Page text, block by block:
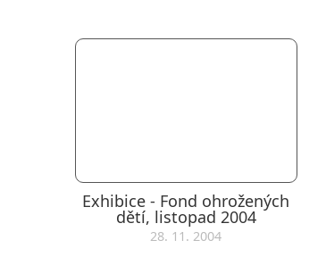
Exhibice - Fond ohrožených
dětí, listopad 2004
28. 11. 2004